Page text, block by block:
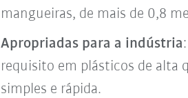
mangueiras, de mais de 0,8
Apropriadas para a indústria
requisito em plásticos de alta
simples e rápida.